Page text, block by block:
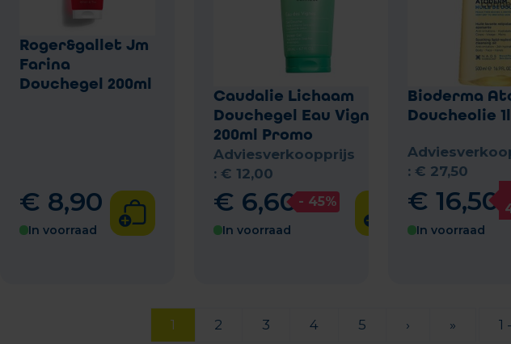
Roger&gallet Jm
Farina
Douchegel 200ml
€ 8,90
In voorraad
Caudalie Lichaam
Douchegel Eau Vignes
200ml Promo
Adviesverkoopprijs
: € 12,00
€ 6,60- 45%
In voorraad
Bioderma
Doucheolie 1l
: € 27,50
€ 16,50
In voorraad
1 2 3 4 5 › » 1